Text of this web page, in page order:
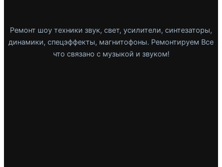
Ремонт шоу техники звук, свет, усилители, синтезаторы,
динамики, спецэффекты, магнитофоны. Ремонтируем Все
что связано с музыкой и звуком!